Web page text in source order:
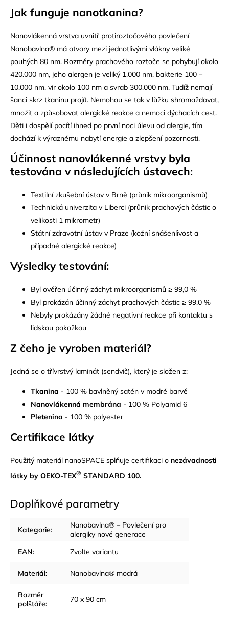
Jak funguje nanotkanina?
Nanovlákenná vrstva uvnitř protiroztočového povlečení
Nanobavlna® má otvory mezi jednotlivými vlákny veliké
pouhých 80 nm. Rozměry prachového roztoče se pohybují okolo
420.000 nm, jeho alergen je veliký 1.000 nm, bakterie 100 –
10.000 nm, vir okolo 100 nm a svrab 300.000 nm. Tudíž nemají
šanci skrz tkaninu projít. Nemohou se tak v lůžku shromažďovat,
množit a způsobovat alergické reakce a nemoci dýchacích cest.
Děti i dospělí pocítí ihned po první noci úlevu od alergie, tím
dochází k výraznému nabytí energie a zlepšení pozornosti.
Účinnost nanovlákenné vrstvy byla
testována v následujících ústavech:
Textilní zkušební ústav v Brně (průnik mikroorganismů)
Technická univerzita v Liberci (průnik prachových částic o
velikosti 1 mikrometr)
Státní zdravotní ústav v Praze (kožní snášenlivost a
případné alergické reakce)
Výsledky testování:
Byl ověřen účinný záchyt mikroorganismů ≥ 99,0 %
Byl prokázán účinný záchyt prachových částic ≥ 99,0 %
Nebyly prokázány žádné negativní reakce při kontaktu s
lidskou pokožkou
Z čeho je vyroben materiál?
Jedná se o třívrstvý laminát (sendvič), který je složen z:
Tkanina - 100 % bavlněný satén v modré barvě
Nanovlákenná membrána - 100 % Polyamid 6
Pletenina - 100 % polyester
Certifikace látky
Použitý materiál nanoSPACE splňuje certifikaci o nezávadnosti
látky by OEKO-TEX® STANDARD 100.
Doplňkové parametry
Kategorie:
Nanobavlna® – Povlečení pro
alergiky nové generace
EAN: Zvolte variantu
Materiál: Nanobavlna® modrá
Rozměr
polštáře: 70 x 90 cm